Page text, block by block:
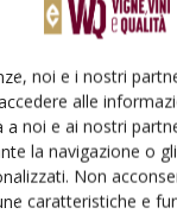
noi e i nostri
alle
noi e ai nostri
la navigazione o
Non
caratteristiche e